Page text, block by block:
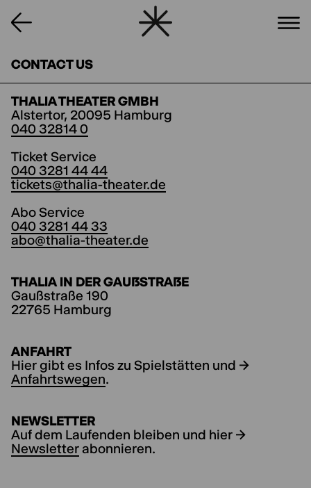
CONTACT US
THALIA THEATER GMBH
Alstertor, 20095 Hamburg
040 32814 0
Ticket Service
040 3281 44 44
tickets@thalia-theater.de
Abo Service
040 3281 44 33
abo@thalia-theater.de
THALIA IN DER GAUẞSTRAẞE
Gaußstraße 190
22765 Hamburg
ANFAHRT
Hier gibt es Infos zu Spielstätten und →
Anfahrtswegen.
NEWSLETTER
Auf dem Laufenden bleiben und hier →
Newsletterabonnieren.